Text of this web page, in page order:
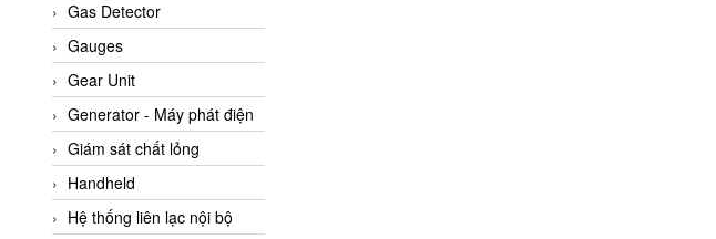
AT2E
ATC Pneumatic
ATEX System
ATI - IA
ATI (Analytical Technology
Inc)
Atos
Gas Detector
Gauges
Gear Unit
Generator - Máy phát điện
Giám sát chất lỏng
Handheld
Hệ thống liên lạc nội bộ